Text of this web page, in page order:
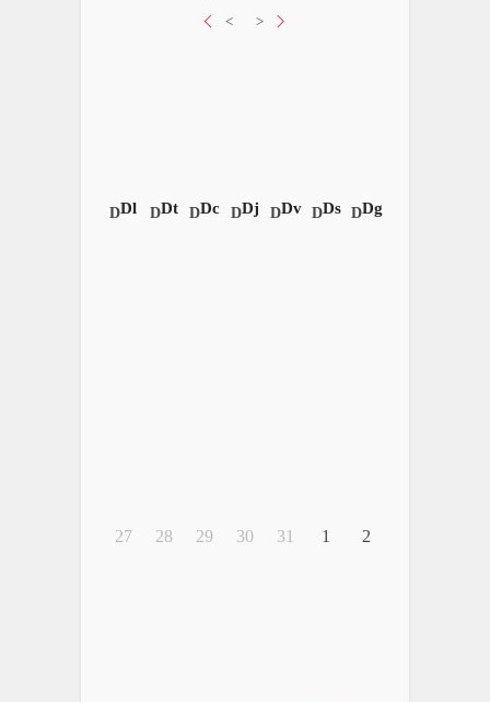
< >
Dl Dt Dc Dj Dv Ds Dg
27 28 29 30 31 1 2